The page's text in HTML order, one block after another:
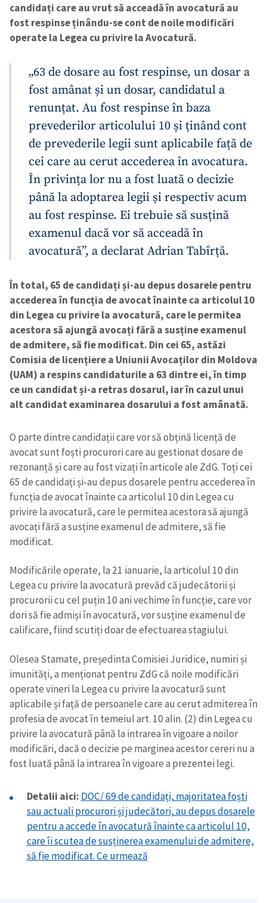
candidați care au vrut să acceadă în avocatură au
fost respinse ținându-se cont de noile modificări
operate la Legea cu privire la Avocatură.
„63 de dosare au fost respinse, un dosar a
fost amânat și un dosar, candidatul a
renunțat. Au fost respinse în baza
prevederilor articolului 10 și ținând cont
de prevederile legii sunt aplicabile față de
cei care au cerut accederea în avocatura.
În privința lor nu a fost luată o decizie
până la adoptarea legii și respectiv acum
au fost respinse. Ei trebuie să susțină
examenul dacă vor să acceadă în
avocatură”, a declarat Adrian Tabîrță.
În total, 65 de candidați și-au depus dosarele pentru
accederea în funcția de avocat înainte ca articolul 10
din Legea cu privire la avocatură, care le permitea
acestora să ajungă avocați fără a susține examenul
de admitere, să fie modificat. Din cei 65, astăzi
Comisia de licențiere a Uniunii Avocaților din Moldova
(UAM) a respins candidaturile a 63 dintre ei, în timp
ce un candidat și-a retras dosarul, iar în cazul unui
alt candidat examinarea dosarului a fost amânată.
O parte dintre candidații care vor să obțină licență de
avocat sunt foști procurori care au gestionat dosare de
rezonanță și care au fost vizați în articole ale ZdG. Toți cei
65 de candidați și-au depus dosarele pentru accederea în
funcția de avocat înainte ca articolul 10 din Legea cu
privire la avocatură, care le permitea acestora să ajungă
avocați fără a susține examenul de admitere, să fie
modificat.
Modificările operate, la 21 ianuarie, la articolul 10 din
Legea cu privire la avocatură prevăd că judecătorii și
procurorii cu cel puțin 10 ani vechime în funcție, care vor
dori să fie admiși în avocatură, vor susține examenul de
calificare, fiind scutiți doar de efectuarea stagiului.
Olesea Stamate, președinta Comisiei Juridice, numiri și
imunități, a menționat pentru ZdG că noile modificări
operate vineri la Legea cu privire la avocatură sunt
aplicabile și față de persoanele care au cerut admiterea în
profesia de avocat în temeiul art. 10 alin. (2) din Legea cu
privire la avocatură până la intrarea în vigoare a noilor
modificări, dacă o decizie pe marginea acestor cereri nu a
fost luată până la intrarea în vigoare a prezentei legi.
Detalii aici: DOC/ 69 de candidați, majoritatea foști
sau actuali procurori și judecători, au depus dosarele
pentru a accede în avocatură înainte ca articolul 10,
care îi scutea de susținerea examenului de admitere,
să fie modificat. Ce urmează